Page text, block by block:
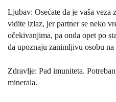
Ljubav: Osećate da je vaša veza
vidite izlaz, jer partner se neko
očekivanjima, pa onda opet po
da upoznaju zanimljivu osobu
Zdravlje: Pad imuniteta.
minerala.